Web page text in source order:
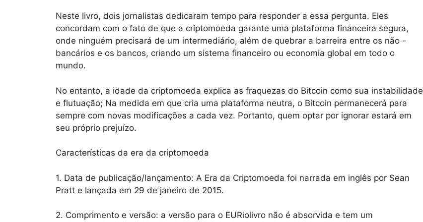
Neste livro, dois jornalistas dedicaram tempo para responder a essa pergunta. Eles
concordam com o fato de que a criptomoeda garante uma plataforma financeira segura,
onde ninguém precisará de um intermediário, além de quebrar a barreira entre os não -
bancários e os bancos, criando um sistema financeiro ou economia global em todo o
mundo.
No entanto, a idade da criptomoeda explica as fraquezas do Bitcoin como sua instabilidade
e flutuação; Na medida em que cria uma plataforma neutra, o Bitcoin permanecerá para
sempre com novas modificações a cada vez. Portanto, quem optar por ignorar estará em
seu próprio prejuízo.
Características da era da criptomoeda
1. Data de publicação/lançamento: A Era da Criptomoeda foi narrada em inglês por Sean
Pratt e lançada em 29 de janeiro de 2015.
2. Comprimento e versão: a versão para o EURiolivro não é absorvida e tem um